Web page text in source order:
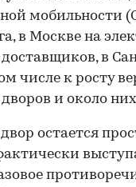
мобильности
в Москве на
в
числе к росту
и около
остается